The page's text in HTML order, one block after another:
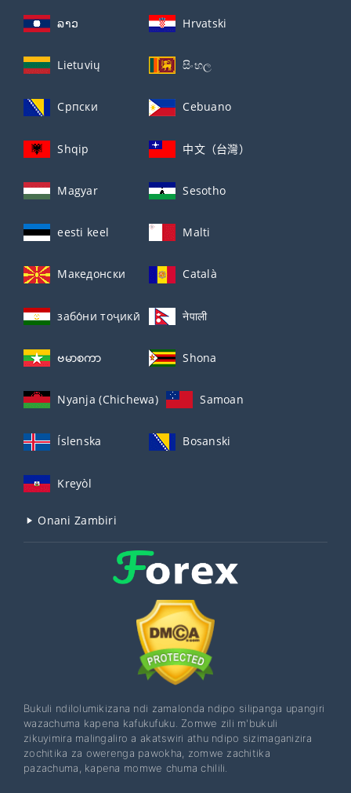
ລາວ Hrvatski
Lietuvių සිංහල
Српски Cebuano
Shqip 中文（台灣）
Magyar Sesotho
eesti keel Malti
Македонски Català
забо́ни тоҷикӣ́ नेपाली
ဗမာစကာ Shona
Nyanja (Chichewa) Samoan
Íslenska Bosanski
Kreyòl
Onani Zambiri
Bukuli ndilolumikizana ndi zamalonda ndipo silipanga upangiri
wazachuma kapena kafukufuku. Zomwe zili m'bukuli
zikuyimira malingaliro a akatswiri athu ndipo sizimaganizira
zochitika za owerenga pawokha, zomwe zachitika
pazachuma, kapena momwe chuma chilili.